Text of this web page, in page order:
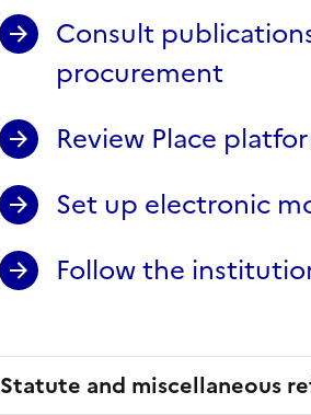
Consult
procurement
Review Place
Set up electronic
Follow the
Statute and miscellaneous